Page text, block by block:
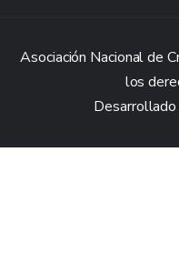
Asociación Nacional de
los